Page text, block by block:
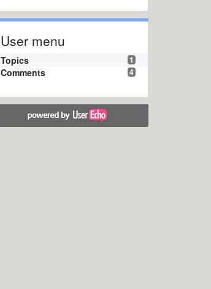
User menu
1
Topics
4
Comments